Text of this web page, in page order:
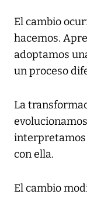
El cambio
hacemos.
adoptamos
un proceso
La
interpretamos
con ella.
El cambio